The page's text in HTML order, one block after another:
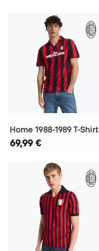
Home 1988-1989 T-Shirt
69,99 €